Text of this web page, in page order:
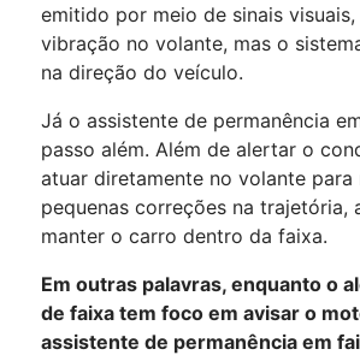
emitido por meio de sinais
vibração no volante, mas o
na direção do veículo.
Já o assistente de permanência
passo além. Além de alertar o
atuar diretamente no volante para
pequenas correções na trajetória,
manter o carro dentro da faixa.
Em outras palavras, enquanto o
de faixa tem foco em avisar o
assistente de permanência em